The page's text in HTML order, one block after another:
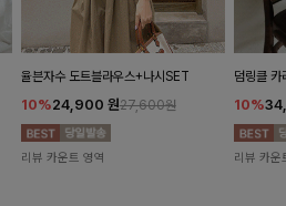
율븐자수 도트블라우스+나시SET
10%24,900 원27,600원
리뷰 카운트 영역
덤링클 카
10%
리뷰 카운